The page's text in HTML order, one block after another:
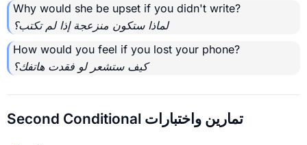
Why would she be upset if you didn't write?
لماذا ستكون منزعجة إذا لم تكتب؟
How would you feel if you lost your phone?
كيف ستشعر لو فقدت هاتفك؟
Second Conditional تمارين واختبارات